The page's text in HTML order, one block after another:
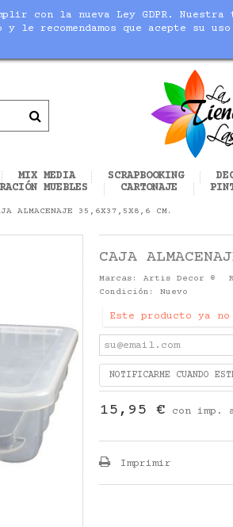
nuevaltm/public_html/modules/
con la nueva Ley GDPR.
le recomendamos que acepte su
MIX MEDIA SCRAPBOOKING
MUEBLES CARTONAJE
ALMACENAJE 35,6X37,5X8,6 CM.
CAJA
Marcas: Artis Decor ®
Condición:
Nuevo
Este producto ya
NOTIFICARME CUANDO
15,95 € con imp.
Imprimir